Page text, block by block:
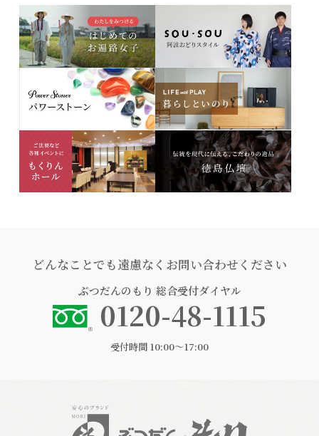
どんなことでも遠慮なくお問い合わせください
ぶつだんのもり 総合受付ダイヤル
0120-48-1115
受付時間 10:00〜17:00